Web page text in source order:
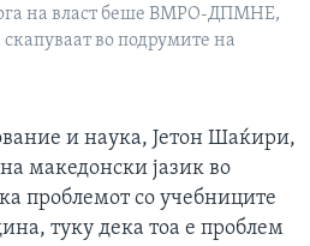
на власт беше ВМРО-ДПМНЕ,
во подрумите на
и наука, Јетон Шаќири,
македонски јазик во
проблемот со учебниците
туку дека тоа е проблем